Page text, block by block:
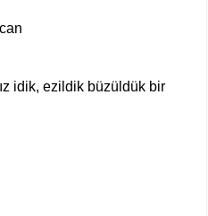
idik, ezildik büzüldük bir